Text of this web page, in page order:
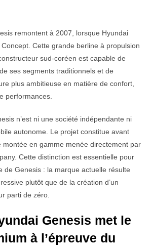
remontent à 2007, lorsque Hyundai
Cette grande berline à propulsion
sud-coréen est capable de
ses segments traditionnels et de
plus ambitieuse en matière de confort,
performances.
n’est ni une société indépendante ni
autonome. Le projet constitue avant
montée en gamme menée directement par
Cette distinction est essentielle pour
de Genesis : la marque actuelle résulte
plutôt que de la création d’un
parti de zéro.
Genesis met le
à l’épreuve du